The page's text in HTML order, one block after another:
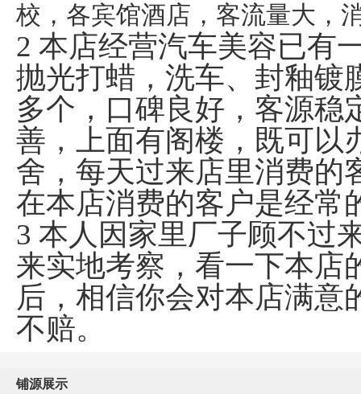
校，各宾馆酒店，客流量大，
2 本店经营汽车美容已有
抛光打蜡， 洗车、 封釉镀
多个，口碑良好，客源稳
善，上面有阁楼，既可以
舍，每天过来店里消费的
在本店消费的客户是经常
3 本人因家里厂子顾不过
来实地考察，看一下本店
后，相信你会对本店满意
不赔。
铺源展示